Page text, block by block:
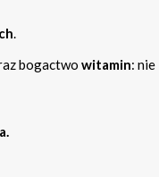
.
bogactwo witamin: nie